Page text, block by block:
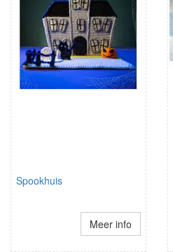
Spookhuis
Meer info